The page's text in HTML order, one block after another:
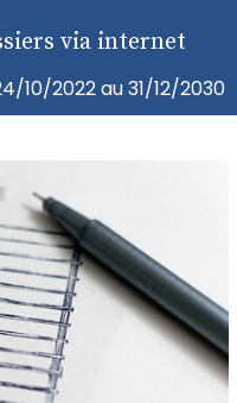
via internet
10/2022 au 31/12/2030